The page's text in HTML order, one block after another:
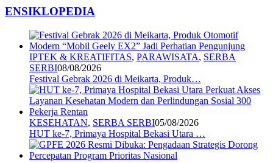
ENSIKLOPEDIA
IPTEK & KREATIFITAS, PARAWISATA, SERBA
SERBI08/08/2026
Festival Gebrak 2026 di Meikarta, Produk…
KESEHATAN, SERBA SERBI05/08/2026
HUT ke-7, Primaya Hospital Bekasi Utara …